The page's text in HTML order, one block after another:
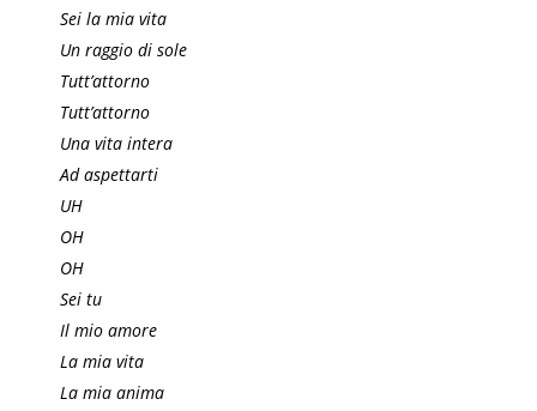
Sei la mia vita
Un raggio di sole
Tutt’attorno
Tutt’attorno
Una vita intera
Ad aspettarti
UH
OH
OH
Sei tu
Il mio amore
La mia vita
La mia anima